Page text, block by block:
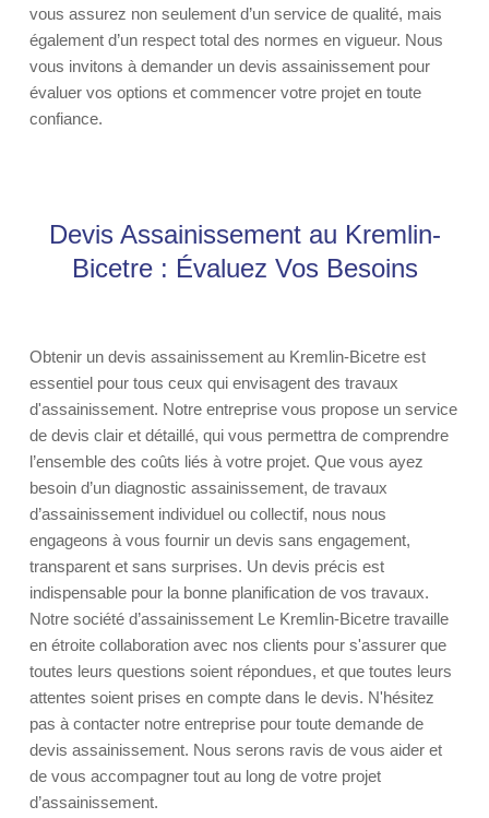
vous assurez non seulement d’un service de qualité, mais
également d’un respect total des normes en vigueur. Nous
vous invitons à demander un devis assainissement pour
évaluer vos options et commencer votre projet en toute
confiance.
Devis Assainissement au Kremlin-
Bicetre : Évaluez Vos Besoins
Obtenir un devis assainissement au Kremlin-Bicetre est
essentiel pour tous ceux qui envisagent des travaux
d'assainissement. Notre entreprise vous propose un service
de devis clair et détaillé, qui vous permettra de comprendre
l’ensemble des coûts liés à votre projet. Que vous ayez
besoin d’un diagnostic assainissement, de travaux
d’assainissement individuel ou collectif, nous nous
engageons à vous fournir un devis sans engagement,
transparent et sans surprises. Un devis précis est
indispensable pour la bonne planification de vos travaux.
Notre société d’assainissement Le Kremlin-Bicetre travaille
en étroite collaboration avec nos clients pour s'assurer que
toutes leurs questions soient répondues, et que toutes leurs
attentes soient prises en compte dans le devis. N'hésitez
pas à contacter notre entreprise pour toute demande de
devis assainissement. Nous serons ravis de vous aider et
de vous accompagner tout au long de votre projet
d’assainissement.